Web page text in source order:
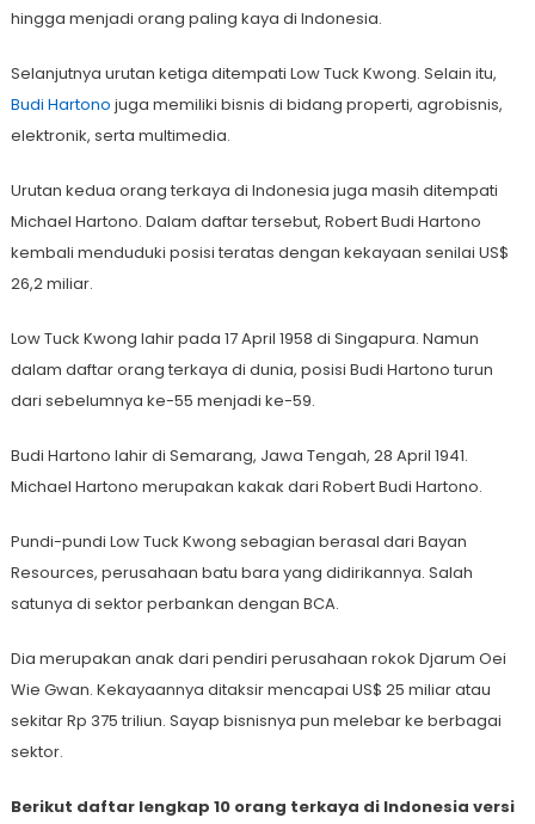
hingga menjadi orang paling kaya di Indonesia.
Selanjutnya urutan ketiga ditempati Low Tuck Kwong. Selain itu,
Budi Hartono juga memiliki bisnis di bidang properti, agrobisnis,
elektronik, serta multimedia.
Urutan kedua orang terkaya di Indonesia juga masih ditempati
Michael Hartono. Dalam daftar tersebut, Robert Budi Hartono
kembali menduduki posisi teratas dengan kekayaan senilai US$
26,2 miliar.
Low Tuck Kwong lahir pada 17 April 1958 di Singapura. Namun
dalam daftar orang terkaya di dunia, posisi Budi Hartono turun
dari sebelumnya ke-55 menjadi ke-59.
Budi Hartono lahir di Semarang, Jawa Tengah, 28 April 1941.
Michael Hartono merupakan kakak dari Robert Budi Hartono.
Pundi-pundi Low Tuck Kwong sebagian berasal dari Bayan
Resources, perusahaan batu bara yang didirikannya. Salah
satunya di sektor perbankan dengan BCA.
Dia merupakan anak dari pendiri perusahaan rokok Djarum Oei
Wie Gwan. Kekayaannya ditaksir mencapai US$ 25 miliar atau
sekitar Rp 375 triliun. Sayap bisnisnya pun melebar ke berbagai
sektor.
Berikut daftar lengkap 10 orang terkaya di Indonesia versi